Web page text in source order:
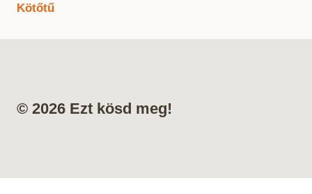
Kötőtű
© 2026 Ezt kösd meg!